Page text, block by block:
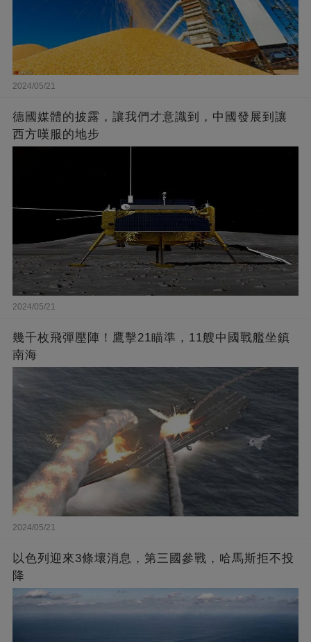
2024/05/21
德國媒體的披露，讓我們才意識到，中國發展到讓
西方嘆服的地步
2024/05/21
幾千枚飛彈壓陣！鷹擊21瞄準，11艘中國戰艦坐鎮
南海
2024/05/21
以色列迎來3條壞消息，第三國參戰，哈馬斯拒不投
降